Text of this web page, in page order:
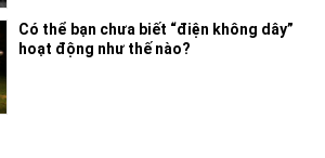
Có thể bạn chưa biết “điện không dây”
hoạt động như thế nào?